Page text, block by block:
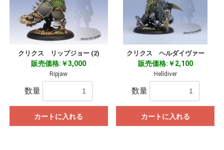
クリクス リップジョー (2)
販売価格:￥3,000
Ripjaw
数量
カートに入れる
クリクス ヘルダイヴァー
販売価格:￥2,100
Helldiver
数量
カートに入れる